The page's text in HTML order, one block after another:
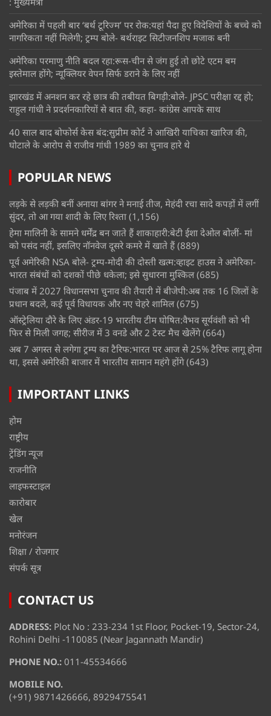
अमेरिका में पहली बार ‘बर्थ टूरिज्म’ पर रोक:यहां पैदा हुए विदेशियों के बच्चे को
नागरिकता नहीं मिलेगी; ट्रम्प बोले- बर्थराइट सिटीजनशिप मजाक बनी
अमेरिका परमाणु नीति बदल रहा:रूस-चीन से जंग हुई तो छोटे एटम बम
इस्तेमाल होंगे; न्यूक्लियर वेपन सिर्फ डराने के लिए नहीं
झारखंड में अनशन कर रहे छात्र की तबीयत बिगड़ी:बोले- JPSC परीक्षा रद्द हो;
राहुल गांधी ने प्रदर्शनकारियों से बात की, कहा- कांग्रेस आपके साथ
40 साल बाद बोफोर्स केस बंद:सुप्रीम कोर्ट ने आखिरी याचिका खारिज की,
घोटाले के आरोप से राजीव गांधी 1989 का चुनाव हारे थे
POPULAR NEWS
लड़के से लड़की बनीं अनाया बांगर ने मनाई तीज, मेहंदी रचा सादे कपड़ों में लगीं
सुंदर, तो आ गया शादी के लिए रिश्ता (1,156)
हेमा मालिनी के सामने धर्मेंद्र बन जाते हैं शाकाहारी:बेटी ईशा देओल बोलीं- मां
को पसंद नहीं, इसलिए नॉनवेज दूसरे कमरे में खाते हैं (889)
पूर्व अमेरिकी NSA बोले- ट्रम्प-मोदी की दोस्ती खत्म:व्हाइट हाउस ने अमेरिका-
भारत संबंधों को दशकों पीछे धकेला; इसे सुधारना मुश्किल (685)
पंजाब में 2027 विधानसभा चुनाव की तैयारी में बीजेपी:अब तक 16 जिलों के
प्रधान बदले, कई पूर्व विधायक और नए चेहरे शामिल (675)
ऑस्ट्रेलिया दौरे के लिए अंडर-19 भारतीय टीम घोषित:वैभव सूर्यवंशी को भी
फिर से मिली जगह; सीरीज में 3 वनडे और 2 टेस्ट मैच खेलेंगे (664)
अब 7 अगस्त से लगेगा ट्रम्प का टैरिफ:भारत पर आज से 25% टैरिफ लागू होना
था, इससे अमेरिकी बाजार में भारतीय सामान महंगे होंगे (643)
IMPORTANT LINKS
होम
राष्ट्रीय
ट्रेंडिंग न्यूज
राजनीति
लाइफस्टाइल
कारोबार
खेल
मनोरंजन
शिक्षा / रोजगार
संपर्क सूत्र
CONTACT US
ADDRESS: Plot No : 233-234 1st Floor, Pocket-19, Sector-24,
Rohini Delhi -110085 (Near Jagannath Mandir)
PHONE NO.: 011-45534666
MOBILE NO.
(+91) 9871426666, 8929475541